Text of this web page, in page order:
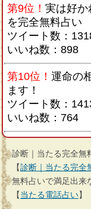
第9位！ 実は好か
を完全無料占い
ツイート数：
いいね数：898
第10位！ 運命の
ます！
ツイート数：
いいね数：764
診断｜当たる完全無
【診断｜当たる完全
無料占いで満足出来
【当たる電話占い】